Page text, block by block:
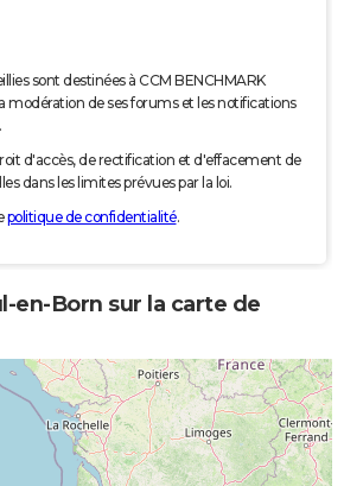
sont destinées à CCM BENCHMARK
modération de ses forums et les notifications
d'accès, de rectification et d'effacement de
dans les limites prévues par la loi.
politique de confidentialité.
en-Born sur la carte de